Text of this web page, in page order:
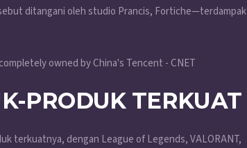
ditangani oleh studio Prancis, Fortiche—terdampak
PRODUK TERKUAT
terkuatnya, dengan League of Legends, VALORANT,